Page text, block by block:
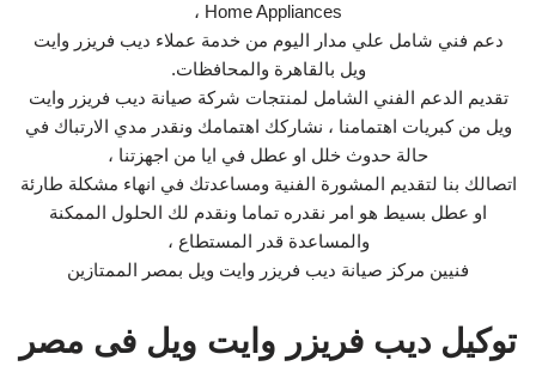
Home Appliances ،
دعم فني شامل علي مدار اليوم من خدمة عملاء ديب فريزر وايت
ويل بالقاهرة والمحافظات.
تقديم الدعم الفني الشامل لمنتجات شركة صيانة ديب فريزر وايت
ويل من كبريات اهتمامنا ، نشاركك اهتمامك ونقدر مدي الارتباك في
حالة حدوث خلل او عطل في ايا من اجهزتنا ،
اتصالك بنا لتقديم المشورة الفنية ومساعدتك في انهاء مشكلة طارئة
او عطل بسيط هو امر نقدره تماما ونقدم لك الحلول الممكنة
والمساعدة قدر المستطاع ،
فنيين مركز صيانة ديب فريزر وايت ويل بمصر الممتازين
توكيل ديب فريزر وايت ويل فى مصر